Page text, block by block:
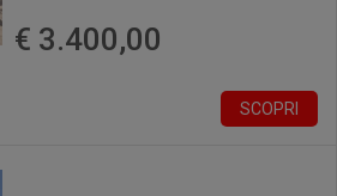
€ 3.400,00
SCOPRI